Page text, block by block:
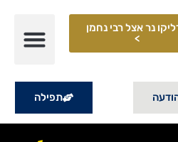
אצל רבי נחמן
תפילה